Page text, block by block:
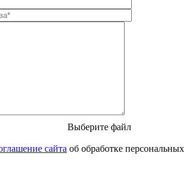
Выберите файл
сайта об обработке персональных